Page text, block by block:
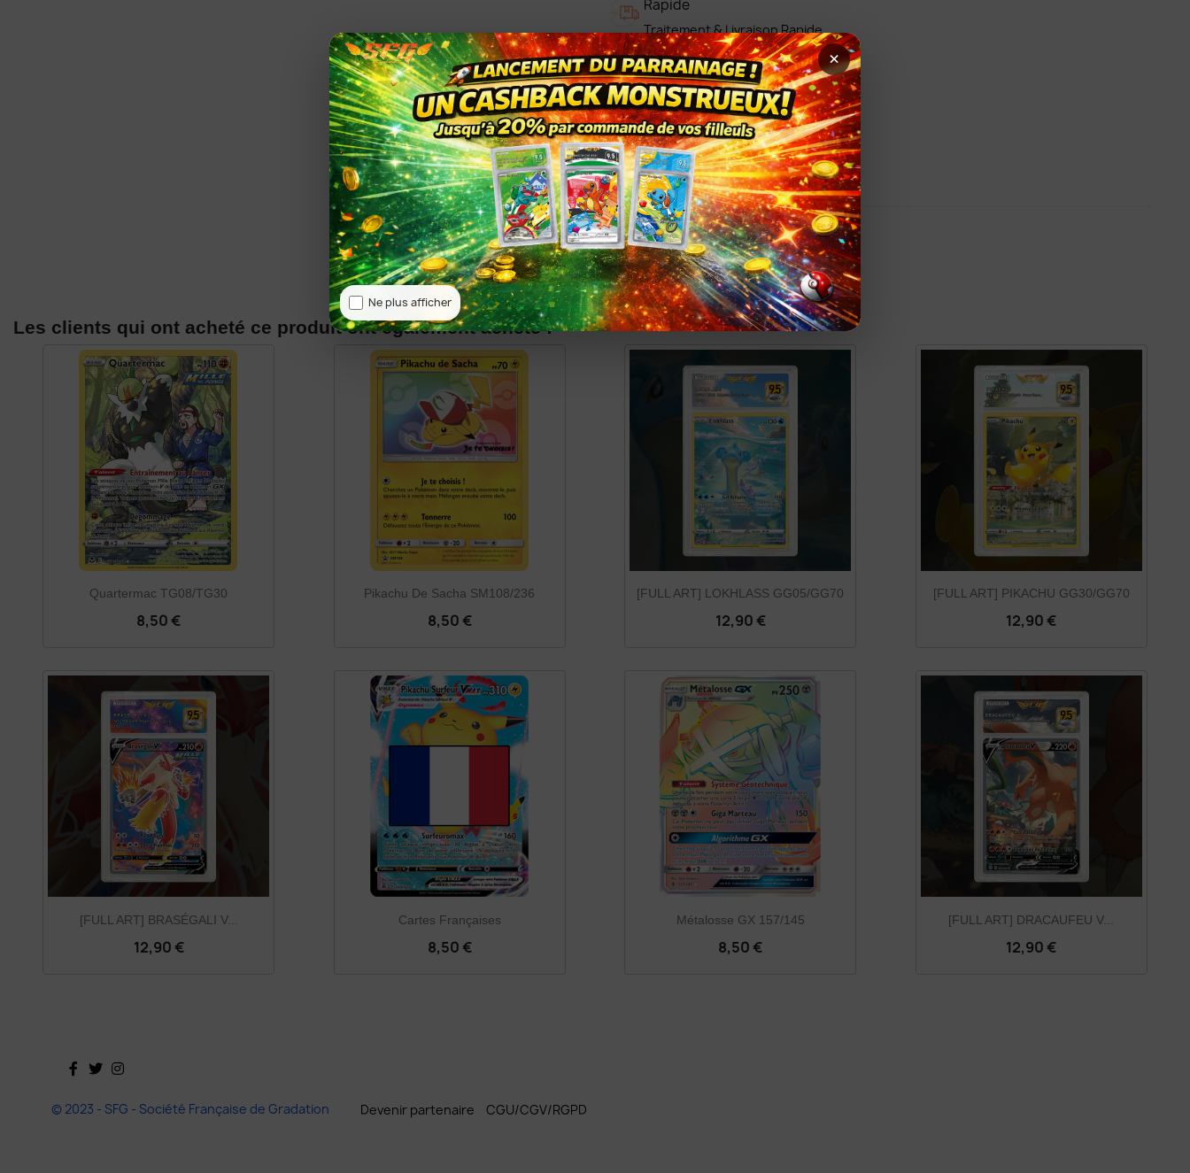
Rapide
Traitement & Livraison Rapide
Colis bien protégé
Colis protégé et assuré
Détails du produit
Référencecel25-6
Les clients qui ont acheté ce produit ont également acheté :
Quartermac TG08/TG30
8,50 €
Pikachu De Sacha SM108/236
8,50 €
[FULL ART] LOKHLASS GG05/GG70
12,90 €
[FULL ART] PIKACHU GG30/GG70
12,90 €
[FULL ART] BRASÉGALI V...
12,90 €
Cartes Françaises
8,50 €
Métalosse GX 157/145
8,50 €
[FULL ART] DRACAUFEU V...
12,90 €
© 2023 - SFG - Société Française de Gradation Devenir partenaire CGU/CGV/RGPD
×
Ne plus afficher